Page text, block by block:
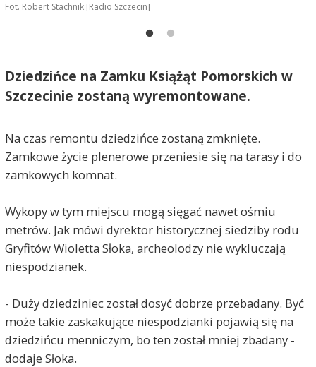
Fot. Robert Stachnik [Radio Szczecin]
Dziedzińce na Zamku Książąt Pomorskich w
Szczecinie zostaną wyremontowane.
Na czas remontu dziedzińce zostaną zmknięte.
Zamkowe życie plenerowe przeniesie się na tarasy i do
zamkowych komnat.
Wykopy w tym miejscu mogą sięgać nawet ośmiu
metrów. Jak mówi dyrektor historycznej siedziby rodu
Gryfitów Wioletta Słoka, archeolodzy nie wykluczają
niespodzianek.
- Duży dziedziniec został dosyć dobrze przebadany. Być
może takie zaskakujące niespodzianki pojawią się na
dziedzińcu menniczym, bo ten został mniej zbadany -
dodaje Słoka.